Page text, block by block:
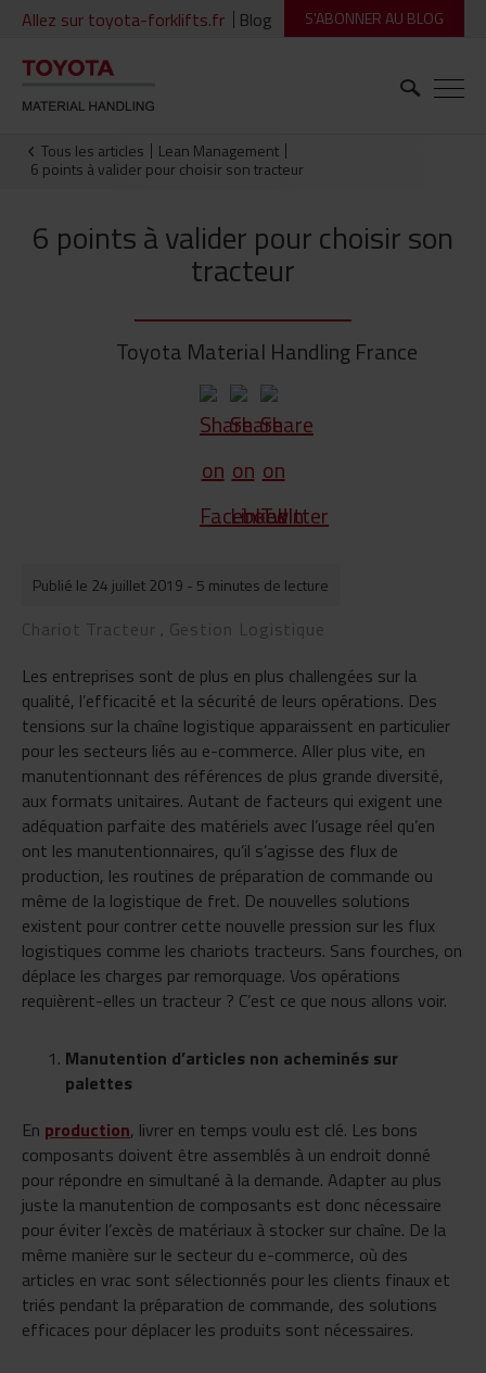
Allez sur toyota-forklifts.fr Blog S'ABONNER AU BLOG
Tous les articles
Lean Management
6 points à valider pour choisir son tracteur
6 points à valider pour choisir son
tracteur
Toyota Material Handling France
Publié le 24 juillet 2019 - 5 minutes de lecture
Chariot Tracteur , Gestion Logistique
Les entreprises sont de plus en plus challengées sur la
qualité, l’efficacité et la sécurité de leurs opérations. Des
tensions sur la chaîne logistique apparaissent en particulier
pour les secteurs liés au e-commerce. Aller plus vite, en
manutentionnant des références de plus grande diversité,
aux formats unitaires. Autant de facteurs qui exigent une
adéquation parfaite des matériels avec l’usage réel qu’en
ont les manutentionnaires, qu’il s’agisse des flux de
production, les routines de préparation de commande ou
même de la logistique de fret. De nouvelles solutions
existent pour contrer cette nouvelle pression sur les flux
logistiques comme les chariots tracteurs. Sans fourches, on
déplace les charges par remorquage. Vos opérations
requièrent-elles un tracteur ? C’est ce que nous allons voir.
Manutention d’articles non acheminés sur
palettes
En production, livrer en temps voulu est clé. Les bons
composants doivent être assemblés à un endroit donné
pour répondre en simultané à la demande. Adapter au plus
juste la manutention de composants est donc nécessaire
pour éviter l’excès de matériaux à stocker sur chaîne. De la
même manière sur le secteur du e-commerce, où des
articles en vrac sont sélectionnés pour les clients finaux et
triés pendant la préparation de commande, des solutions
efficaces pour déplacer les produits sont nécessaires.